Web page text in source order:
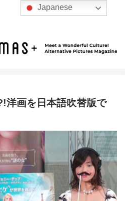
洋画を日本語吹替版で
Japanese